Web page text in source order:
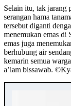
Selain itu, tak jarang
serangan hama
tersebut diganti
menemukan emas di
emas juga
berhubung air
kemarin semua
a’lam bissawab.